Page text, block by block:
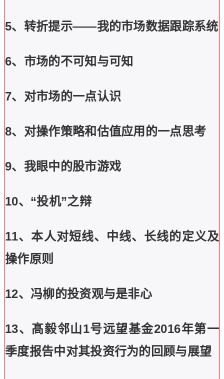
5、转折提示——我的市场数据跟踪系统
6、市场的不可知与可知
7、对市场的一点认识
8、对操作策略和估值应用的一点思考
9、我眼中的股市游戏
10、“投机”之辩
11、本人对短线、中线、长线的定义及
操作原则
12、冯柳的投资观与是非心
13、髙毅邻山1号远望基金2016年第一
季度报告中对其投资行为的回顾与展望